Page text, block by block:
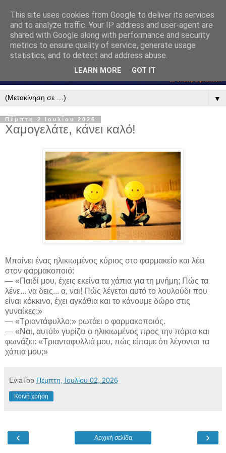
▼
Πέμπτη 2 Ιουλίου 2026
Χαμογελάτε, κάνει καλό!
Μπαίνει ένας ηλικιωμένος κύριος στο φαρμακείο και λέει
στον φαρμακοποιό:
— «Παιδί μου, έχεις εκείνα τα χάπια για τη μνήμη; Πώς τα
λένε... να δεις... α, ναι! Πώς λέγεται αυτό το λουλούδι που
είναι κόκκινο, έχει αγκάθια και το κάνουμε δώρο στις
γυναίκες;»
— «Τριαντάφυλλο;» ρωτάει ο φαρμακοποιός.
— «Ναι, αυτό!» γυρίζει ο ηλικιωμένος προς την πόρτα και
φωνάζει: «Τριανταφυλλιά μου, πώς είπαμε ότι λέγονται τα
χάπια μου;»
EviaTop Πέμπτη, Ιουλίου 02, 2026
Κοινή χρήση
‹ ›
Αρχική σελίδα
This site uses cookies from Google to deliver its services
and to analyze traffic. Your IP address and user-agent are
shared with Google along with performance and security
metrics to ensure quality of service, generate usage
statistics, and to detect and address abuse.
LEARN MORE GOT IT